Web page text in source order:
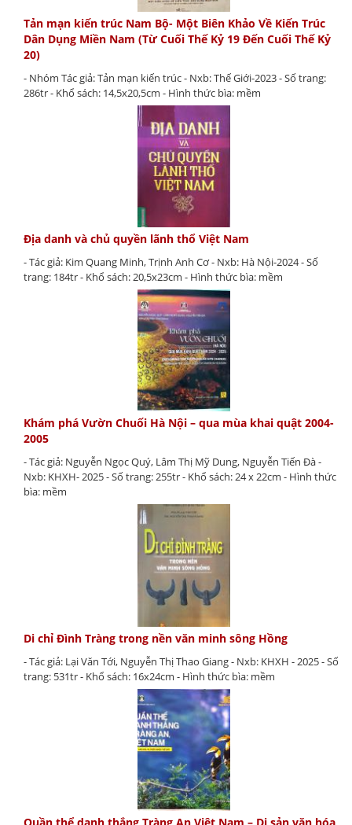
Tản mạn kiến trúc Nam Bộ- Một Biên Khảo Về Kiến Trúc
Dân Dụng Miền Nam (Từ Cuối Thế Kỷ 19 Đến Cuối Thế Kỷ
20)
- Nhóm Tác giả: Tản mạn kiến trúc - Nxb: Thế Giới-2023 - Số trang:
286tr - Khổ sách: 14,5x20,5cm - Hình thức bìa: mềm
Địa danh và chủ quyền lãnh thổ Việt Nam
- Tác giả: Kim Quang Minh, Trịnh Anh Cơ - Nxb: Hà Nội-2024 - Số
trang: 184tr - Khổ sách: 20,5x23cm - Hình thức bìa: mềm
Khám phá Vườn Chuối Hà Nội – qua mùa khai quật 2004-
2005
- Tác giả: Nguyễn Ngọc Quý, Lâm Thị Mỹ Dung, Nguyễn Tiến Đà -
Nxb: KHXH- 2025 - Số trang: 255tr - Khổ sách: 24 x 22cm - Hình thức
bìa: mềm
Di chỉ Đình Tràng trong nền văn minh sông Hồng
- Tác giả: Lại Văn Tới, Nguyễn Thị Thao Giang - Nxb: KHXH - 2025 - Số
trang: 531tr - Khổ sách: 16x24cm - Hình thức bìa: mềm